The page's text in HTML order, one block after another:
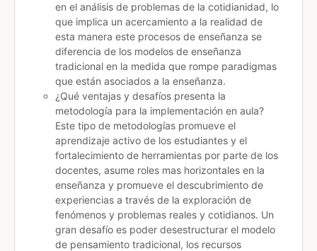
en el análisis de problemas de la cotidianidad, lo
que implica un acercamiento a la realidad de
esta manera este procesos de enseñanza se
diferencia de los modelos de enseñanza
tradicional en la medida que rompe paradigmas
que están asociados a la enseñanza.
¿Qué ventajas y desafíos presenta la
metodología para la implementación en aula?
Este tipo de metodologías promueve el
aprendizaje activo de los estudiantes y el
fortalecimiento de herramientas por parte de los
docentes, asume roles mas horizontales en la
enseñanza y promueve el descubrimiento de
experiencias a través de la exploración de
fenómenos y problemas reales y cotidianos. Un
gran desafío es poder desestructurar el modelo
de pensamiento tradicional, los recursos